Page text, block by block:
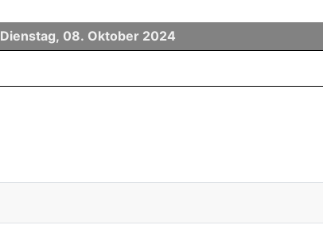
Dienstag, 08. Oktober 2024